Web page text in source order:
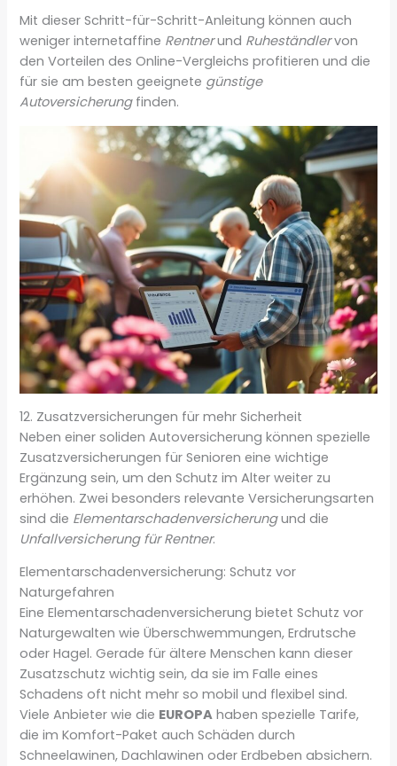
Mit dieser Schritt-für-Schritt-Anleitung können auch
weniger internetaffine Rentnerund Ruheständlervon
den Vorteilen des Online-Vergleichs profitieren und die
für sie am besten geeignete günstige
Autoversicherungfinden.
12. Zusatzversicherungen für mehr Sicherheit
Neben einer soliden Autoversicherung können spezielle
Zusatzversicherungen für Senioren eine wichtige
Ergänzung sein, um den Schutz im Alter weiter zu
erhöhen. Zwei besonders relevante Versicherungsarten
sind die Elementarschadenversicherungund die
Unfallversicherung für Rentner.
Elementarschadenversicherung: Schutz vor
Naturgefahren
Eine Elementarschadenversicherung bietet Schutz vor
Naturgewalten wie Überschwemmungen, Erdrutsche
oder Hagel. Gerade für ältere Menschen kann dieser
Zusatzschutz wichtig sein, da sie im Falle eines
Schadens oft nicht mehr so mobil und flexibel sind.
Viele Anbieter wie die EUROPA haben spezielle Tarife,
die im Komfort-Paket auch Schäden durch
Schneelawinen, Dachlawinen oder Erdbeben absichern.